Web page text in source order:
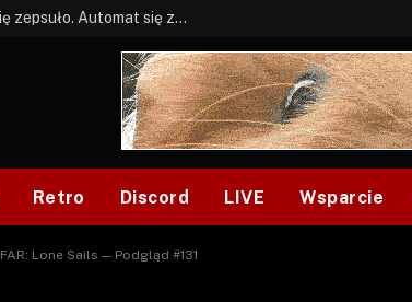
BONUS: Jak w tym kawale. A ja wiem co się zepsuło. Automat się zepsuł.
Retro Discord LIVE Wsparcie
FAR: Lone Sails — Podgląd #131